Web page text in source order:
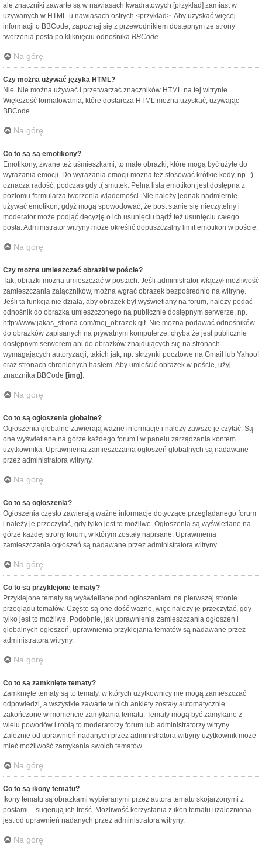
ale znaczniki zawarte są w nawiasach kwadratowych [przykład] zamiast w
używanych w HTML-u nawiasach ostrych <przykład>. Aby uzyskać więcej
informacji o BBCode, zapoznaj się z przewodnikiem dostępnym ze strony
tworzenia posta po kliknięciu odnośnika BBCode.
Na górę
Czy można używać języka HTML?
Nie. Nie można używać i przetwarzać znaczników HTML na tej witrynie.
Większość formatowania, które dostarcza HTML można uzyskać, używając
BBCode.
Na górę
Co to są są emotikony?
Emotikony, zwane też uśmieszkami, to małe obrazki, które mogą być użyte do
wyrażania emocji. Do wyrażania emocji można też stosować krótkie kody, np. :)
oznacza radość, podczas gdy :( smutek. Pełna lista emotikon jest dostępna z
poziomu formularza tworzenia wiadomości. Nie należy jednak nadmiernie
używać emotikon, gdyż mogą spowodować, że post stanie się nieczytelny i
moderator może podjąć decyzję o ich usunięciu bądź też usunięciu całego
posta. Administrator witryny może określić dopuszczalny limit emotikon w poście.
Na górę
Czy można umieszczać obrazki w poście?
Tak, obrazki można umieszczać w postach. Jeśli administrator włączył możliwość
zamieszczania załączników, można wgrać obrazek bezpośrednio na witrynę.
Jeśli ta funkcja nie działa, aby obrazek był wyświetlany na forum, należy podać
odnośnik do obrazka umieszczonego na publicznie dostępnym serwerze, np.
http://www.jakas_strona.com/moj_obrazek.gif. Nie można podawać odnośników
do obrazków zapisanych na prywatnym komputerze, chyba że jest publicznie
dostępnym serwerem ani do obrazków znajdujących się na stronach
wymagających autoryzacji, takich jak, np. skrzynki pocztowe na Gmail lub Yahoo!
oraz stronach chronionych hasłem. Aby umieścić obrazek w poście, użyj
znacznika BBCode [img] .
Na górę
Co to są ogłoszenia globalne?
Ogłoszenia globalne zawierają ważne informacje i należy zawsze je czytać. Są
one wyświetlane na górze każdego forum i w panelu zarządzania kontem
użytkownika. Uprawnienia zamieszczania ogłoszeń globalnych są nadawane
przez administratora witryny.
Na górę
Co to są ogłoszenia?
Ogłoszenia często zawierają ważne informacje dotyczące przeglądanego forum
i należy je przeczytać, gdy tylko jest to możliwe. Ogłoszenia są wyświetlane na
górze każdej strony forum, w którym zostały napisane. Uprawnienia
zamieszczania ogłoszeń są nadawane przez administratora witryny.
Na górę
Co to są przyklejone tematy?
Przyklejone tematy są wyświetlane pod ogłoszeniami na pierwszej stronie
przeglądu tematów. Często są one dość ważne, więc należy je przeczytać, gdy
tylko jest to możliwe. Podobnie, jak uprawnienia zamieszczania ogłoszeń i
globalnych ogłoszeń, uprawnienia przyklejania tematów są nadawane przez
administratora witryny.
Na górę
Co to są zamknięte tematy?
Zamknięte tematy są to tematy, w których użytkownicy nie mogą zamieszczać
odpowiedzi, a wszystkie zawarte w nich ankiety zostały automatycznie
zakończone w momencie zamykania tematu. Tematy mogą być zamykane z
wielu powodów i robią to moderatorzy forum lub administratorzy witryny.
Zależnie od uprawnień nadanych przez administratora witryny użytkownik może
mieć możliwość zamykania swoich tematów.
Na górę
Co to są ikony tematu?
Ikony tematu są obrazkami wybieranymi przez autora tematu skojarzonymi z
postami – sugerują ich treść. Możliwość korzystania z ikon tematu uzależniona
jest od uprawnień nadanych przez administratora witryny.
Na górę